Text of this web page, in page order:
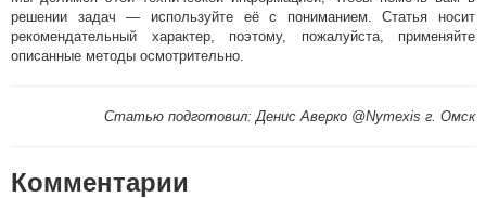
решении задач — используйте её с пониманием. Статья носит
рекомендательный характер, поэтому, пожалуйста, применяйте
описанные методы осмотрительно.
Статью подготовил: Денис Аверко @Nymexis г. Омск
Комментарии